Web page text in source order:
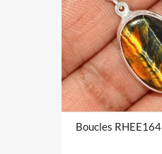
Boucles RHEE164